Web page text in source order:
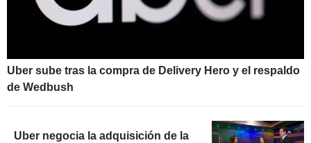
Uber sube tras la compra de Delivery Hero y el respaldo
de Wedbush
Uber negocia la adquisición de la